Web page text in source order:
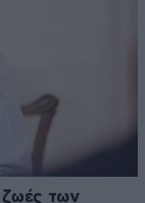
ζωές των